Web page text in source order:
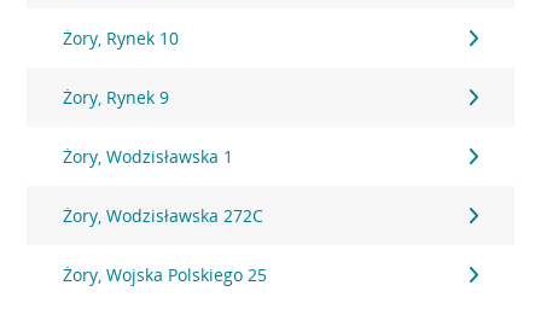
Żory, Rynek 10
Żory, Rynek 9
Żory, Wodzisławska 1
Żory, Wodzisławska 272C
Żory, Wojska Polskiego 25